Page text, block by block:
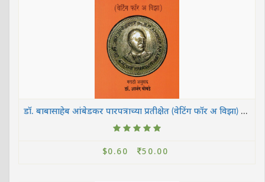
डॉ. बाबासाहेब आंबेडकर पारपत्राच्या प्रतीक्षेत (वेटिंग फॉर अ विझा) - मराठी अनुवाद- डॉ. आनंद बोबडे
$0.60 50.00